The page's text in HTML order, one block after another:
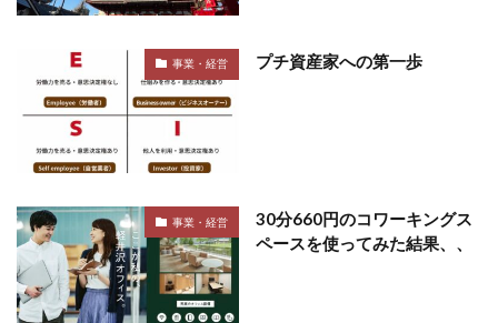
事業・経営 プチ資産家への第一歩
事業・経営
30分660円のコワーキングス
ペースを使ってみた結果、、